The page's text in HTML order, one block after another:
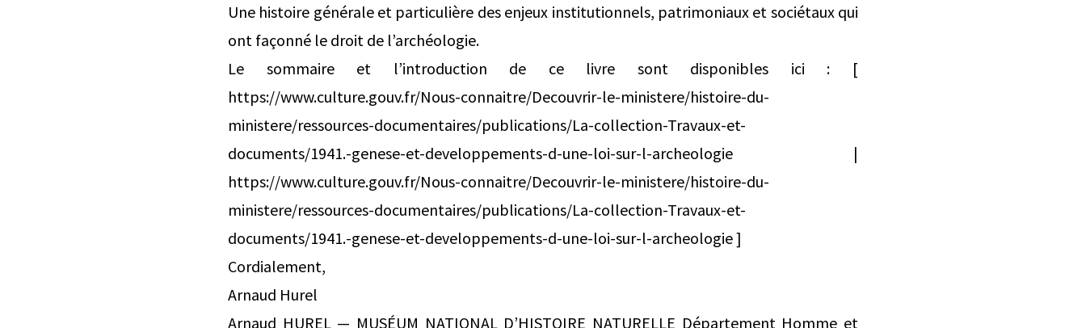
Une histoire générale et particulière des enjeux institutionnels, patrimoniaux et sociétaux qui
ont façonné le droit de l’archéologie.
Le sommaire et l’introduction de ce livre sont disponibles ici : [
https://www.culture.gouv.fr/Nous-connaitre/Decouvrir-le-ministere/histoire-du-
ministere/ressources-documentaires/publications/La-collection-Travaux-et-
documents/1941.-genese-et-developpements-d-une-loi-sur-l-archeologie |
https://www.culture.gouv.fr/Nous-connaitre/Decouvrir-le-ministere/histoire-du-
ministere/ressources-documentaires/publications/La-collection-Travaux-et-
documents/1941.-genese-et-developpements-d-une-loi-sur-l-archeologie ]
Cordialement,
Arnaud Hurel
Arnaud HUREL — MUSÉUM NATIONAL D’HISTOIRE NATURELLE Département Homme et